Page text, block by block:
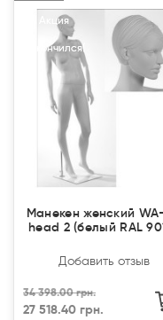
Акция
Закончился(
Акция
Закончился(
Манекен женский
head 2 (белый RAL
Добавить отзыв
34 398.00 грн.
27 518.40 грн.